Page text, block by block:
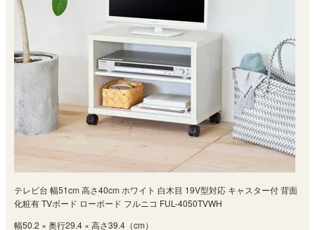
テレビ台 幅51cm 高さ40cm ホワイト 白木目 19V型対応 キャスター付 背面
化粧有 TVボード ローボード フルニコ FUL-4050TVWH
幅50.2 × 奥行29.4 × 高さ39.4（cm）